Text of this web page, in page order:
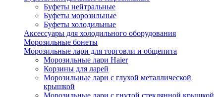
Буфеты нейтральные
Буфеты морозильные
Буфеты холодильные
Аксессуары для холодильного оборудования
Морозильные бонеты
Морозильные лари для торговли и общепита
Морозильные лари Haier
Корзины для ларей
Морозильные лари с глухой металлической
крышкой
Морозильные лари с гнутой стеклянной крышкой